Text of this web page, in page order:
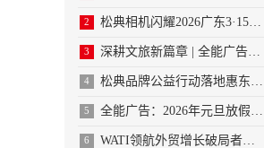
2 松典相机闪耀2026广东3·15论坛，解码国货影像品牌跃迁之
3 深耕文旅新篇章 | 全能广告中标广东禅文化创意产业园·禅都文
4 松典品牌公益行动落地惠东：捐赠资金投入图书馆建设，并计划开设
5 全能广告：2026年元旦放假通知
6 WATI领航外贸增长破局者：打通获客到成交闭环， 外贸增长进